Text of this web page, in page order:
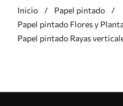
Inicio
Papel pintado
Papel pintado Flores y
Papel pintado Rayas